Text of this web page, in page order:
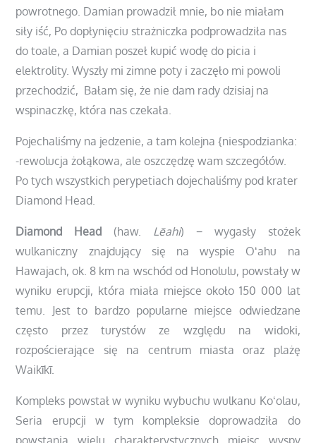
powrotnego. Damian prowadził mnie, bo nie miałam
siły iść, Po dopłynięciu strażniczka podprowadziła nas
do toale, a Damian poszeł kupić wodę do picia i
elektrolity. Wyszły mi zimne poty i zaczęło mi powoli
przechodzić, Bałam się, że nie dam rady dzisiaj na
wspinaczkę, która nas czekała.
Pojechaliśmy na jedzenie, a tam kolejna {niespodzianka:
-rewolucja żołąkowa, ale oszczędzę wam szczegółów.
Po tych wszystkich perypetiach dojechaliśmy pod krater
Diamond Head.
Diamond Head (haw. Lēahi) − wygasły stożek
wulkaniczny znajdujący się na wyspie Oʻahu na
Hawajach, ok. 8 km na wschód od Honolulu, powstały w
wyniku erupcji, która miała miejsce około 150 000 lat
temu. Jest to bardzo popularne miejsce odwiedzane
często przez turystów ze względu na widoki,
rozpościerające się na centrum miasta oraz plażę
Waikīkī.
Kompleks powstał w wyniku wybuchu wulkanu Koʻolau,
Seria erupcji w tym kompleksie doprowadziła do